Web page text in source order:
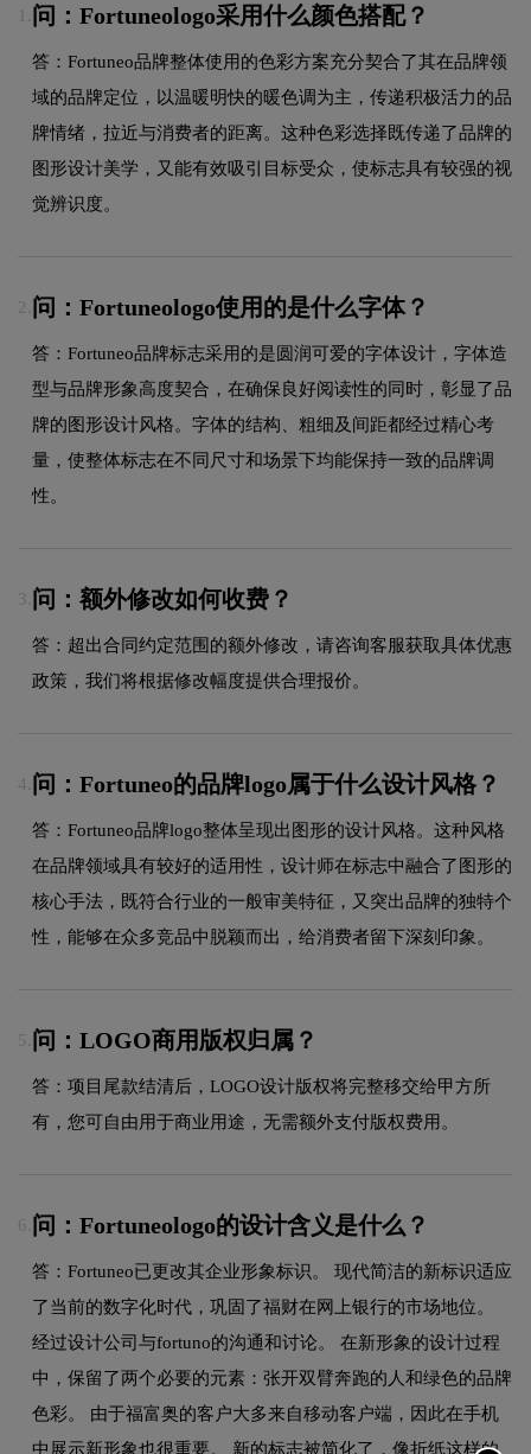
问：Fortuneologo采用什么颜色搭配？
答：Fortuneo品牌整体使用的色彩方案充分契合了其在品牌领
域的品牌定位，以温暖明快的暖色调为主，传递积极活力的品
牌情绪，拉近与消费者的距离。这种色彩选择既传递了品牌的
图形设计美学，又能有效吸引目标受众，使标志具有较强的视
觉辨识度。
2. 问：Fortuneologo使用的是什么字体？
答：Fortuneo品牌标志采用的是圆润可爱的字体设计，字体造
型与品牌形象高度契合，在确保良好阅读性的同时，彰显了品
牌的图形设计风格。字体的结构、粗细及间距都经过精心考
量，使整体标志在不同尺寸和场景下均能保持一致的品牌调
性。
3. 问：额外修改如何收费？
答：超出合同约定范围的额外修改，请咨询客服获取具体优惠
政策，我们将根据修改幅度提供合理报价。
4. 问：Fortuneo的品牌logo属于什么设计风格？
答：Fortuneo品牌logo整体呈现出图形的设计风格。这种风格
在品牌领域具有较好的适用性，设计师在标志中融合了图形的
核心手法，既符合行业的一般审美特征，又突出品牌的独特个
性，能够在众多竞品中脱颖而出，给消费者留下深刻印象。
5. 问：LOGO商用版权归属？
答：项目尾款结清后，LOGO设计版权将完整移交给甲方所
有，您可自由用于商业用途，无需额外支付版权费用。
6. 问：Fortuneologo的设计含义是什么？
答：Fortuneo已更改其企业形象标识。 现代简洁的新标识适应
了当前的数字化时代，巩固了福财在网上银行的市场地位。
经过设计公司与fortuno的沟通和讨论。 在新形象的设计过程
中，保留了两个必要的元素：张开双臂奔跑的人和绿色的品牌
色彩。 由于福富奥的客户大多来自移动客户端，因此在手机
中展示新形象也很重要。 新的标志被简化了，像折纸这样的